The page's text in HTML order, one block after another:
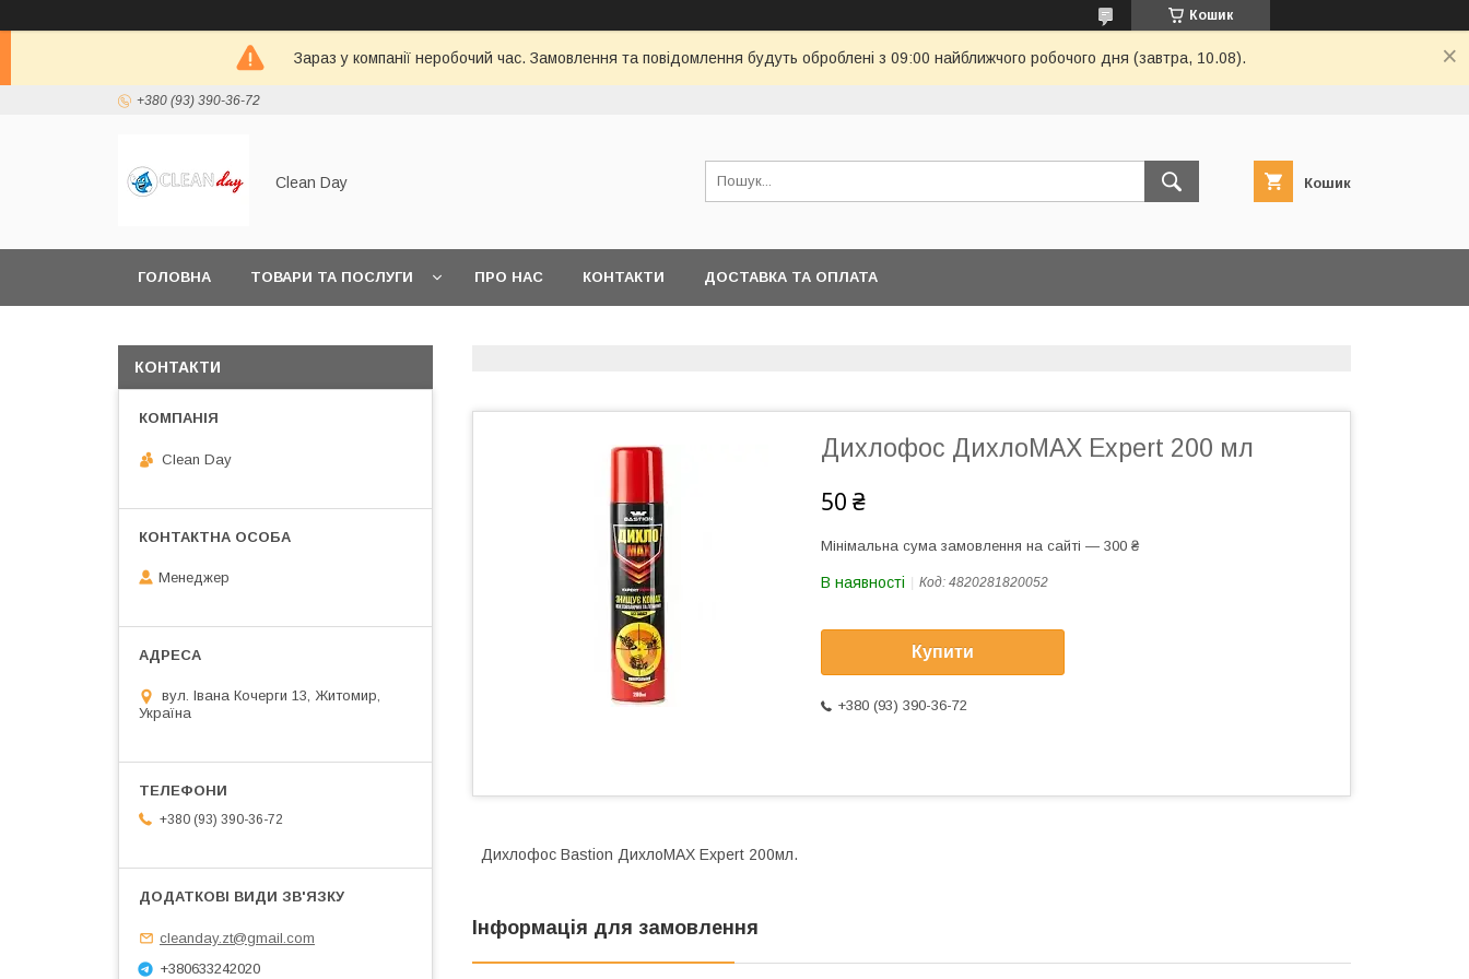
Кошик
Зараз у компанії неробочий час. Замовлення та повідомлення будуть оброблені з 09:00 найближчого робочого дня (завтра, 10.08).
+380 (93) 390-36-72
Clean Day Кошик
ГОЛОВНА ТОВАРИ ТА ПОСЛУГИ ПРО НАС КОНТАКТИ ДОСТАВКА ТА ОПЛАТА
Дихлофос ДихлоМАХ Expert 200 мл
50 ₴
Мінімальна сума замовлення на сайті — 300 ₴
В наявності Код: 4820281820052
Купити
+380 (93) 390-36-72
Дихлофос Bastion ДихлоМАХ Expert 200мл.
Інформація для замовлення
КОНТАКТИ
Clean Day
Менеджер
вул. Івана Кочерги 13, Житомир,
Україна
+380 (93) 390-36-72
cleanday.zt@gmail.com
+380633242020